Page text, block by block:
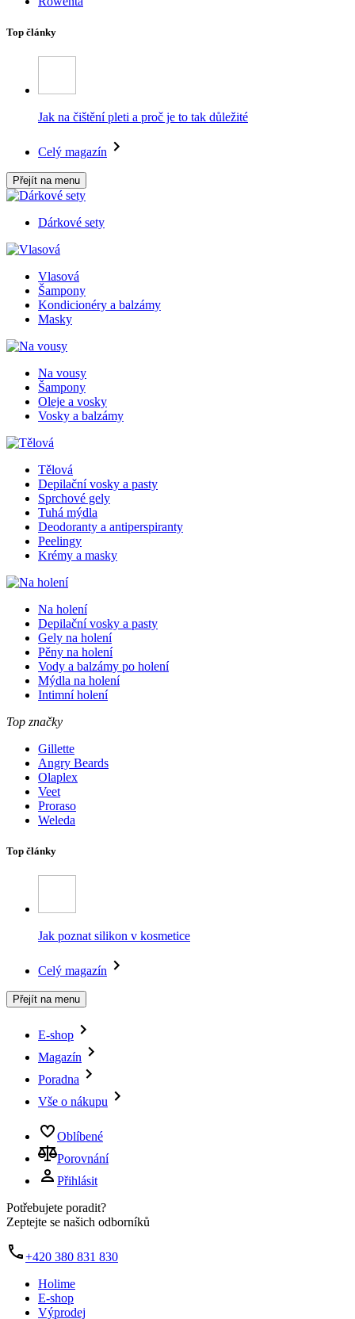
Top články
Jak na čištění pleti a proč je to tak důležité
Celý magazín
Přejít na menu
Dárkové sety
Vlasová
Šampony
Kondicionéry a balzámy
Masky
Na vousy
Šampony
Oleje a vosky
Vosky a balzámy
Tělová
Depilační vosky a pasty
Sprchové gely
Tuhá mýdla
Deodoranty a antiperspiranty
Peelingy
Krémy a masky
Na holení
Depilační vosky a pasty
Gely na holení
Pěny na holení
Vody a balzámy po holení
Mýdla na holení
Intimní holení
Top značky
Gillette
Angry Beards
Olaplex
Veet
Proraso
Weleda
Top články
Jak poznat silikon v kosmetice
Celý magazín
Přejít na menu
E-shop
Magazín
Poradna
Vše o nákupu
Oblíbené
Porovnání
Přihlásit
Potřebujete poradit?
Zeptejte se našich odborníků
+420 380 831 830
Holime
E-shop
Výprodej